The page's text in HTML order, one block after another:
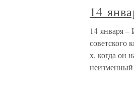
14
14 января
советского
х, когда он